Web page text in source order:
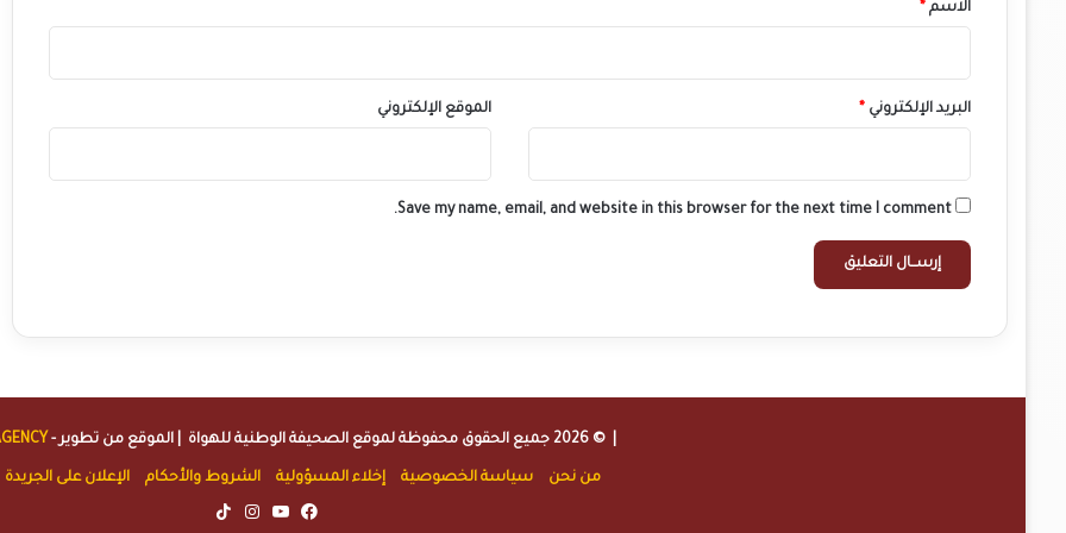
الاسم *
البريد الإلكتروني * الموقع الإلكتروني
Save my name, email, and website in this browser for the next time I comment.
| © 2026 جميع الحقوق محفوظة لموقع الصحيفة الوطنية للهواة | الموقع من تطوير -
من نحن سياسة الخصوصية إخلاء المسؤولية الشروط والأحكام الإعلان على الجريدة
Facebook
YouTube
Instagram